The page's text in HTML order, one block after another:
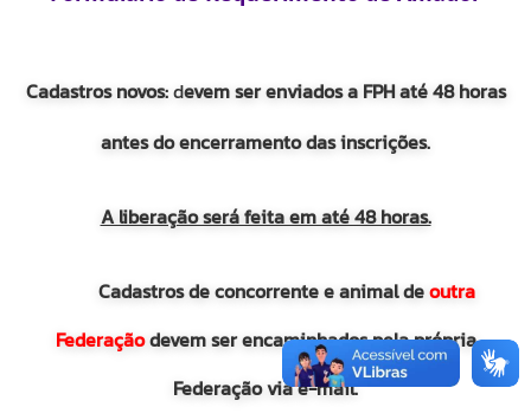
Cadastros novos:devem ser enviados a FPH até 48 horas
antes do encerramento das inscrições.
A liberação será feita em até 48 horas.
Cadastros de concorrente e animal deoutra
Federaçãodevem ser encaminhados pela própria
Federação via e-mail.